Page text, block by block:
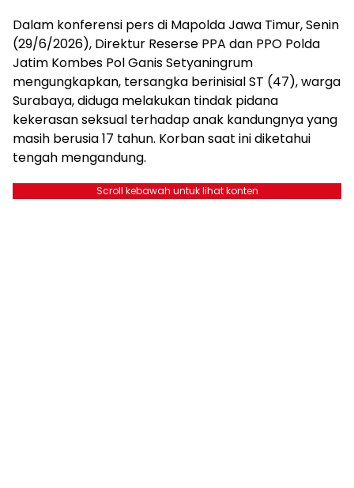
Dalam konferensi pers di Mapolda Jawa Timur, Senin
(29/6/2026), Direktur Reserse PPA dan PPO Polda
Jatim Kombes Pol Ganis Setyaningrum
mengungkapkan, tersangka berinisial ST (47), warga
Surabaya, diduga melakukan tindak pidana
kekerasan seksual terhadap anak kandungnya yang
masih berusia 17 tahun. Korban saat ini diketahui
tengah mengandung.
Scroll kebawah untuk lihat konten